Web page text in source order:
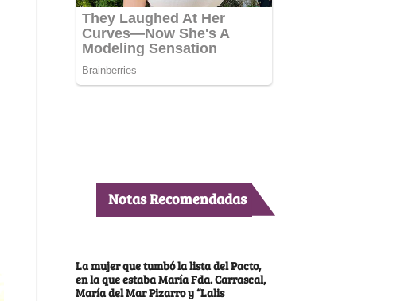
Notas Recomendadas
La mujer que tumbó la lista del Pacto,
en la que estaba María Fda. Carrascal,
María del Mar Pizarro y “Lalis